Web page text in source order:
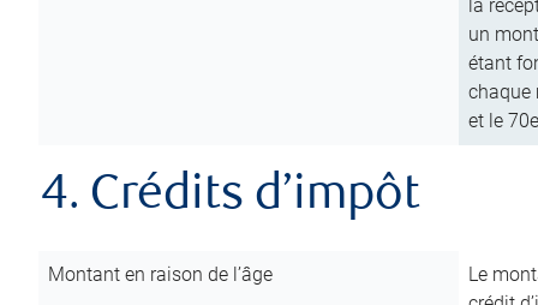
la
un
étant
chaque
et le
4. Crédits d’impôt
Montant en raison de l’âge
Le